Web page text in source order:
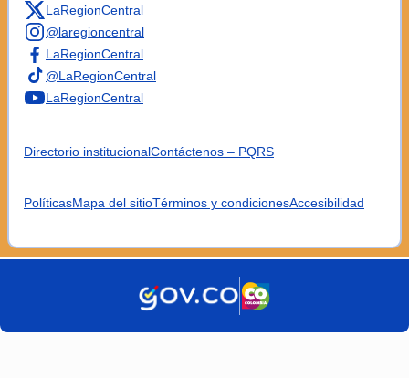
LaRegionCentral
@laregioncentral
LaRegionCentral
@LaRegionCentral
LaRegionCentral
Directorio institucionalContáctenos – PQRS
PolíticasMapa del sitioTérminos y condicionesAccesibilidad